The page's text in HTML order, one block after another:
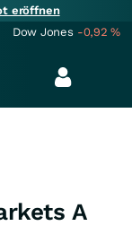
eröffnen
Dow Jones -0,92%
A